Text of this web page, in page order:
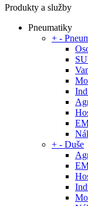
Produkty a služby
Pneumatiky
+ -
+ - Duše